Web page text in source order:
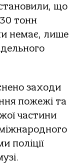
що
тонн
немає, лише
заходи
пожежі та
частини
поліції